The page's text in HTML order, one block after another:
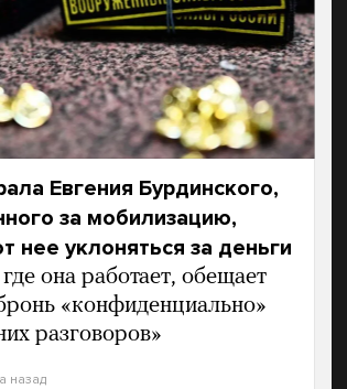
Евгения Бурдинского,
за мобилизацию,
нее уклоняться за деньги
она работает, обещает
«конфиденциально»
разговоров»
назад